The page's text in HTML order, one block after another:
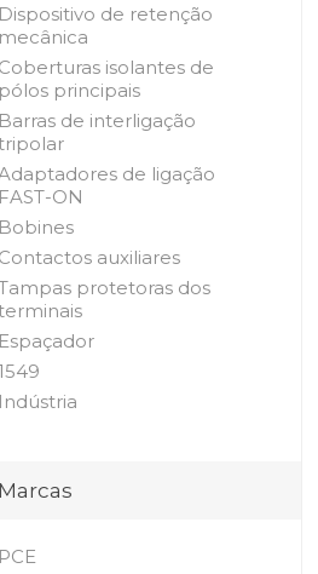
Dispositivo de retenção
mecânica
Coberturas isolantes de
pólos principais
Barras de interligação
de ligação
FAST-ON
Bobines
Contactos auxiliares
protetoras dos
Espaçador
Indústria
Marcas
PCE